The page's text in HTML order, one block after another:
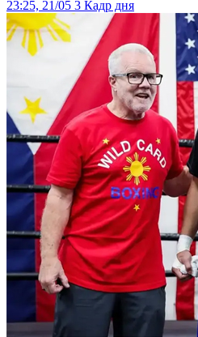
23:25, 21/05 3 Кадр дня